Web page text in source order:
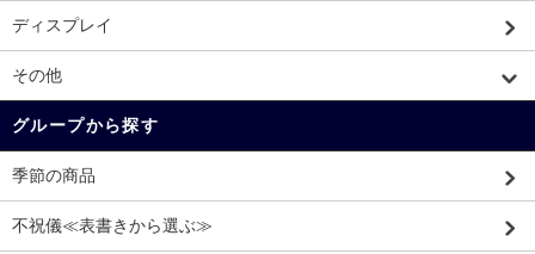
ディスプレイ
その他
グループから探す
季節の商品
不祝儀≪表書きから選ぶ≫